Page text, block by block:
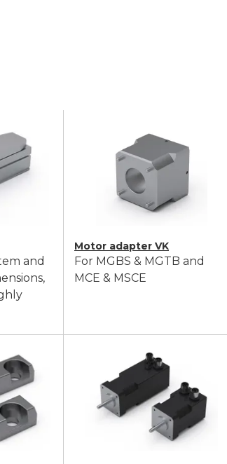
and
Motor adapter VK
For MGBS & MGTB and
MCE & MSCE